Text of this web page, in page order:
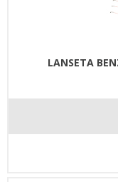
LANSETA